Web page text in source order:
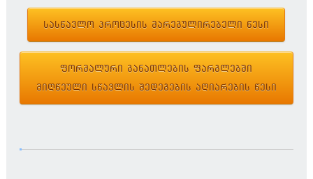
სასწავლო პროცესის მარეგულირებელი წესი
ფორმალური განათლების ფარგლებში
მიღწეული სწავლის შედეგების აღიარების წესი